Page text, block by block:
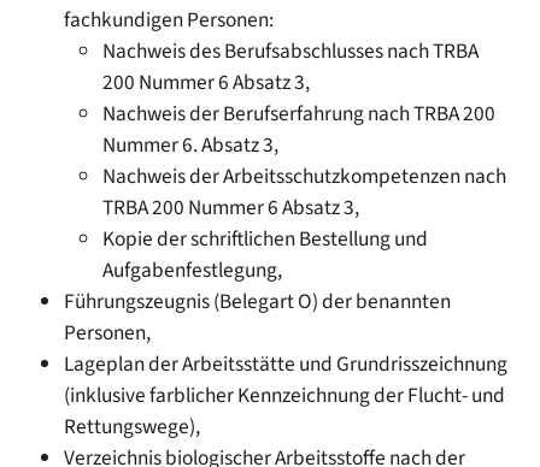
fachkundigen Personen:
Nachweis des Berufsabschlusses nach TRBA
200 Nummer 6 Absatz 3,
Nachweis der Berufserfahrung nach TRBA 200
Nummer 6. Absatz 3,
Nachweis der Arbeitsschutzkompetenzen nach
TRBA 200 Nummer 6 Absatz 3,
Kopie der schriftlichen Bestellung und
Aufgabenfestlegung,
Führungszeugnis (Belegart O) der benannten
Personen,
Lageplan der Arbeitsstätte und Grundrisszeichnung
(inklusive farblicher Kennzeichnung der Flucht- und
Rettungswege),
Verzeichnis biologischer Arbeitsstoffe nach der